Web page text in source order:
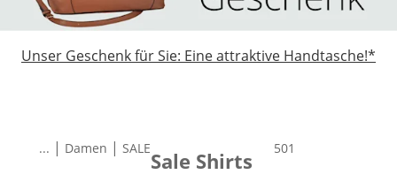
Unser Geschenk für Sie: Eine attraktive Handtasche!*
... | Damen | SALESale Shirts Total number of
501